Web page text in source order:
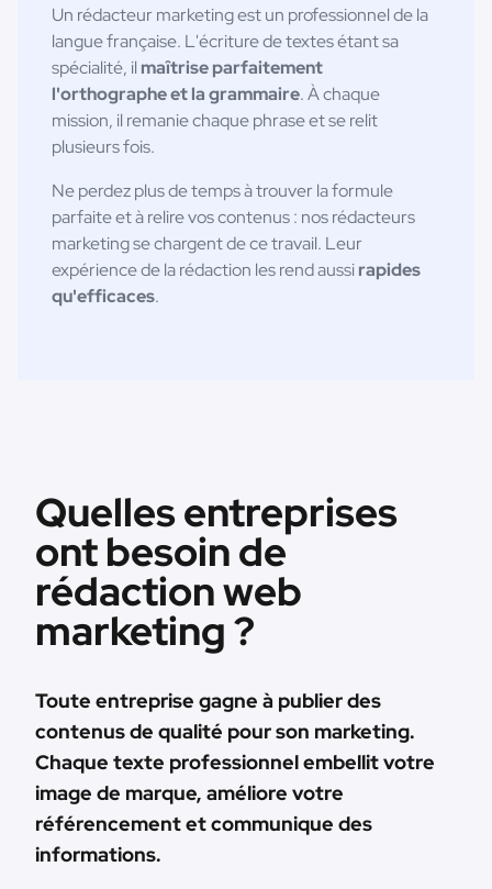
Un rédacteur marketing est un professionnel de la
langue française. L'écriture de textes étant sa
spécialité, ilmaîtrise parfaitement
l'orthographe et la grammaire. À chaque
mission, il remanie chaque phrase et se relit
plusieurs fois.
Ne perdez plus de temps à trouver la formule
parfaite et à relire vos contenus : nos rédacteurs
marketing se chargent de ce travail. Leur
expérience de la rédaction les rend aussirapides
qu'efficaces.
Quelles entreprises
ont besoin de
rédaction web
marketing ?
Toute entreprise gagne à publier des
contenus de qualité pour son marketing.
Chaque texte professionnel embellit votre
image de marque, améliore votre
référencement et communique des
informations.